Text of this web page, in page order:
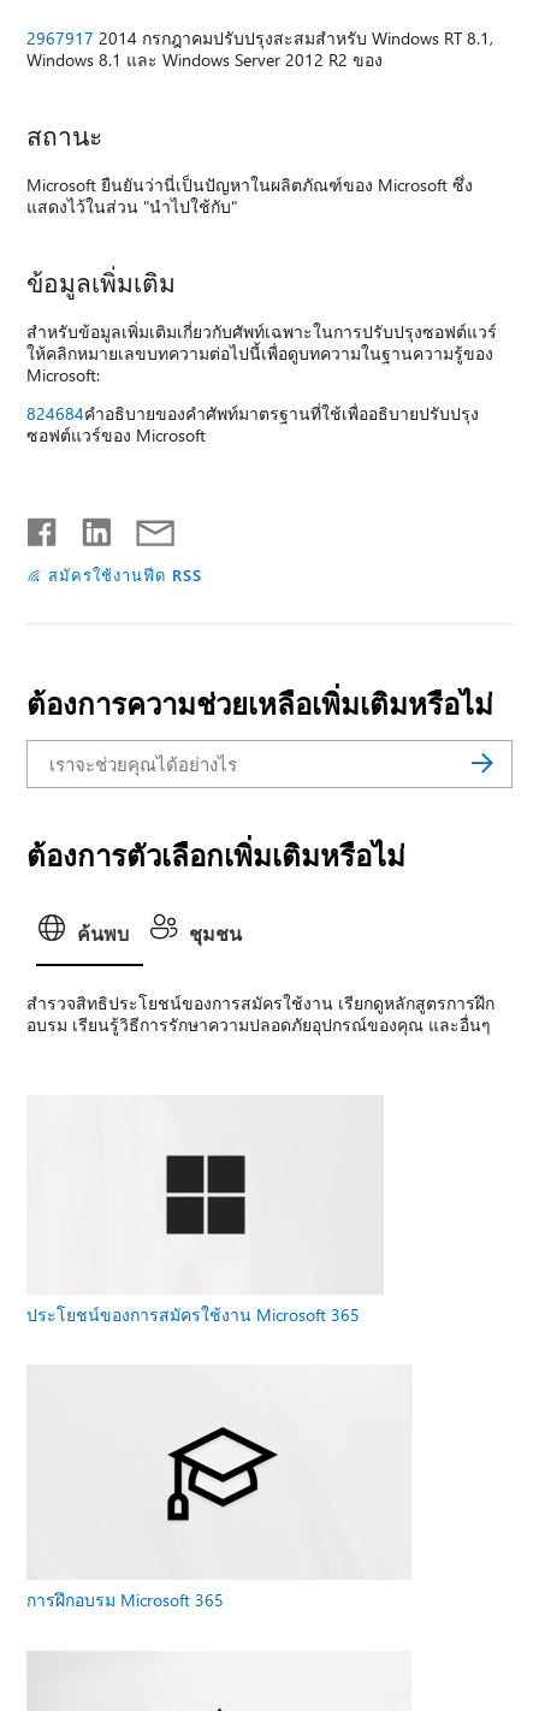
2967917 2014 กรกฎาคมปรับปรุงสะสมสำหรับ Windows RT 8.1,
Windows 8.1 และ Windows Server 2012 R2 ของ
สถานะ
Microsoft ยืนยันว่านี่เป็นปัญหาในผลิตภัณฑ์ของ Microsoft ซึ่ง
แสดงไว้ในส่วน "นำไปใช้กับ"
ข้อมูลเพิ่มเติม
สำหรับข้อมูลเพิ่มเติมเกี่ยวกับศัพท์เฉพาะในการปรับปรุงซอฟต์แวร์
ให้คลิกหมายเลขบทความต่อไปนี้เพื่อดูบทความในฐานความรู้ของ
Microsoft:
824684คำอธิบายของคำศัพท์มาตรฐานที่ใช้เพื่ออธิบายปรับปรุง
ซอฟต์แวร์ของ Microsoft
สมัครใช้งานฟีด RSS
ต้องการความช่วยเหลือเพิ่มเติมหรือไม่
ต้องการตัวเลือกเพิ่มเติมหรือไม่
ค้นพบ ชุมชน
สํารวจสิทธิประโยชน์ของการสมัครใช้งาน เรียกดูหลักสูตรการฝึก
อบรม เรียนรู้วิธีการรักษาความปลอดภัยอุปกรณ์ของคุณ และอื่นๆ
ประโยชน์ของการสมัครใช้งาน Microsoft 365
การฝึกอบรม Microsoft 365